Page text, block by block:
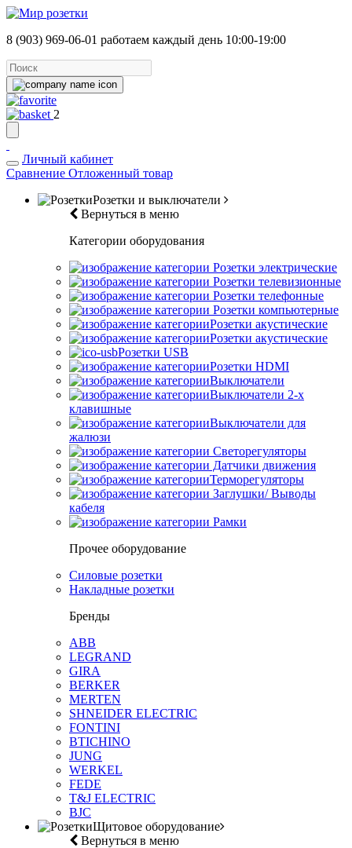
8 (903) 969-06-01 работаем каждый день 10:00-19:00
2
Личный кабинет
Сравнение Отложенный товар
Розетки и выключатели
Вернуться в меню
Категории оборудования
Розетки электрические
Розетки телевизионные
Розетки телефонные
Розетки компьютерные
Розетки акустические
Розетки акустические
Розетки USB
Розетки HDMI
Выключатели
Выключатели 2-х
клавишные
Выключатели для
жалюзи
Светорегуляторы
Датчики движения
Терморегуляторы
Заглушки/ Выводы
кабеля
Рамки
Прочее оборудование
Силовые розетки
Накладные розетки
Бренды
ABB
LEGRAND
GIRA
BERKER
MERTEN
SHNEIDER ELECTRIC
FONTINI
BTICHINO
JUNG
WERKEL
FEDE
T&J ELECTRIC
BJC
Щитовое оборудование
Вернуться в меню